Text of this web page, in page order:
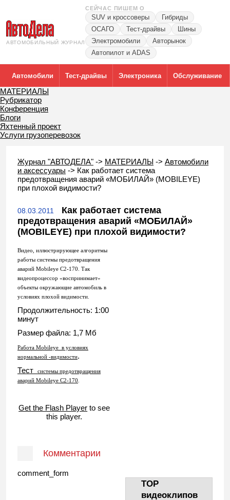
АВТОМОБИЛЬНЫЙ ЖУРНАЛ
СЕЙЧАС ПИШЕМ О
SUV и кроссоверы
Гибриды
ОСАГО
Тест-драйвы
Шины
Электромобили
Авторынок
Автопилот и ADAS
Автомобили Тест-драйвы Электроника Обслуживание
МАТЕРИАЛЫ
Рубрикатор
Конференция
Блоги
Яхтенный проект
Услуги грузоперевозок
Журнал "АВТОДЕЛА" -> МАТЕРИАЛЫ -> Автомобили
и аксессуары -> Как работает система
предотвращения аварий «МОБИЛАЙ» (MOBILEYE)
при плохой видимости?
08.03.2011
Как работает система
предотвращения аварий «МОБИЛАЙ»
(MOBILEYE) при плохой видимости?
Видео, иллюстрирующее алгоритмы
работы системы предотвращения
аварий Mobileye C2-170. Так
видеопроцессор «воспринимает»
объекты окружающие автомобиль в
условиях плохой видимости
Продолжительность: 1:00
минут
Размер файла: 1,7 Мб
Работа Mobileye в условиях
нормальной -видимости.
Тест
системы предотвращения
аварий Mobileye C2-170
Get the Flash Player to see
this player.
Комментарии
comment_form
TOP
видеоклипов